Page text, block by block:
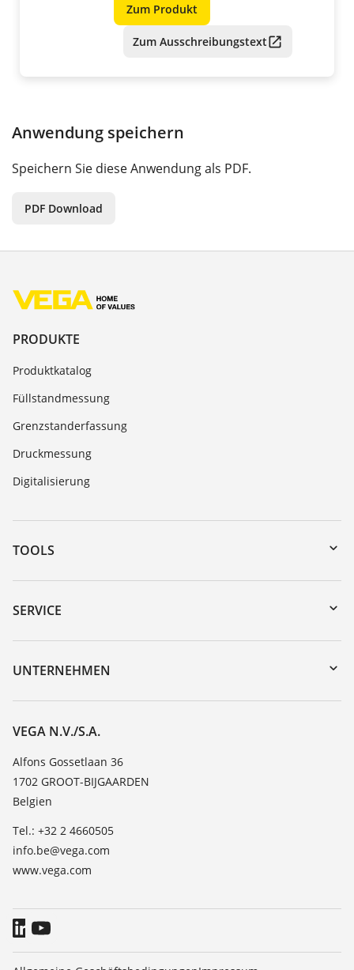
Zum Produkt
Zum Ausschreibungstext
Anwendung speichern
Speichern Sie diese Anwendung als PDF.
PDF Download
PRODUKTE
Produktkatalog
Füllstandmessung
Grenzstanderfassung
Druckmessung
Digitalisierung
TOOLS
Download-Center
Gerätesuche (Seriennummer)
DTM Collection/PACTware
SERVICE
Geräterücksendung
Trainings
TeamViewer
UNTERNEHMEN
Über VEGA
Kontakt
News
Presse
Blog
VEGA N.V./S.A.
Alfons Gossetlaan 36
1702 GROOT-BIJGAARDEN
Belgien
Tel.: +32 2 4660505
info.be@vega.com
www.vega.com